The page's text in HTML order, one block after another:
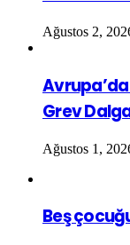
Ağustos 2,
Grev
Ağustos 1,
Beş